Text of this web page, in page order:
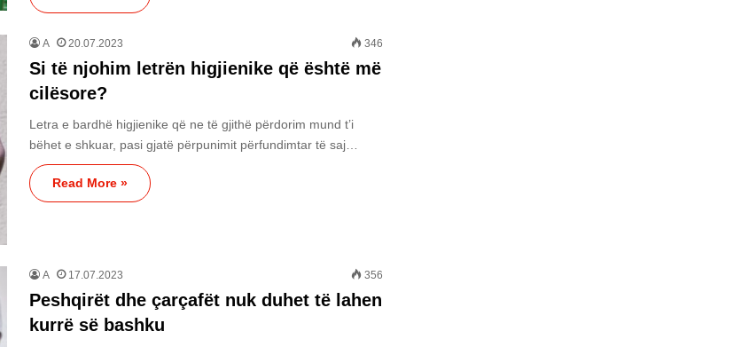
A 20.07.2023 346
Si të njohim letrën higjienike që është më
cilësore?
Letra e bardhë higjienike që ne të gjithë përdorim mund t’i
bëhet e shkuar, pasi gjatë përpunimit përfundimtar të saj…
Read More »
A 17.07.2023 356
Peshqirët dhe çarçafët nuk duhet të lahen
kurrë së bashku